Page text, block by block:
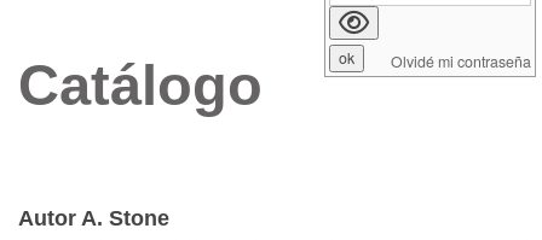
Catálogo
Autor A. Stone
Olvidé mi contraseña